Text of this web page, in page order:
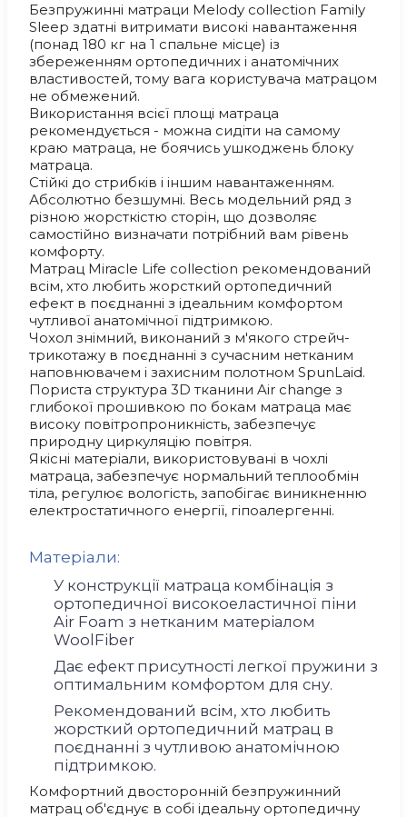
Безпружинні матраци Melody collection Family
Sleep здатні витримати високі навантаження
(понад 180 кг на 1 спальне місце) із
збереженням ортопедичних і анатомічних
властивостей, тому вага користувача матрацом
не обмежений.
Використання всієї площі матраца
рекомендується - можна сидіти на самому
краю матраца, не боячись ушкоджень блоку
матраца.
Стійкі до стрибків і іншим навантаженням.
Абсолютно безшумні. Весь модельний ряд з
різною жорсткістю сторін, що дозволяє
самостійно визначати потрібний вам рівень
комфорту.
Матрац Miracle Life collection рекомендований
всім, хто любить жорсткий ортопедичний
ефект в поєднанні з ідеальним комфортом
чутливої анатомічної підтримкою.
Чохол знімний, виконаний з м'якого стрейч-
трикотажу в поєднанні з сучасним нетканим
наповнювачем і захисним полотном SpunLaid.
Пориста структура 3D тканини Air change з
глибокої прошивкою по бокам матраца має
високу повітропроникність, забезпечує
природну циркуляцію повітря.
Якісні матеріали, використовувані в чохлі
матраца, забезпечує нормальний теплообмін
тіла, регулює вологість, запобігає виникненню
електростатичного енергії, гіпоалергенні.
Матеріали:
У конструкції матраца комбінація з
ортопедичної високоеластичної піни
Air Foam з нетканим матеріалом
WoolFiber
Дає ефект присутності легкої пружини з
оптимальним комфортом для сну.
Рекомендований всім, хто любить
жорсткий ортопедичний матрац в
поєднанні з чутливою анатомічною
підтримкою.
Комфортний двосторонній безпружинний
матрац об'єднує в собі ідеальну ортопедичну